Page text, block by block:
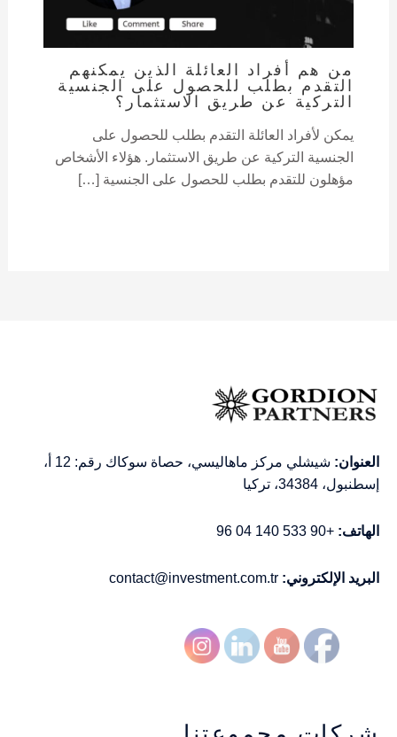
من هم أفراد العائلة الذين يمكنهم
التقدم بطلب للحصول على الجنسية
التركية عن طريق الاستثمار؟
يمكن لأفراد العائلة التقدم بطلب للحصول على
الجنسية التركية عن طريق الاستثمار. هؤلاء الأشخاص
مؤهلون للتقدم بطلب للحصول على الجنسية […]
العنوان:
شيشلي مركز ماهاليسي، حصاة سوكاك رقم: 12 أ،
إسطنبول، 34384، تركيا
الهاتف: +90 533 140 04 96
البريد الإلكتروني: contact@investment.com.tr